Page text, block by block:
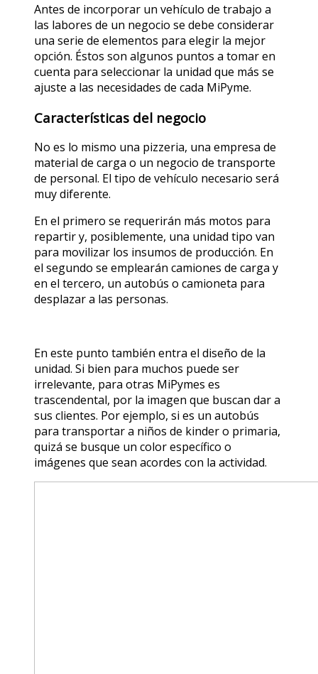
Antes de incorporar un vehículo de trabajo a
las labores de un negocio se debe considerar
una serie de elementos para elegir la mejor
opción. Éstos son algunos puntos a tomar en
cuenta para seleccionar la unidad que más se
ajuste a las necesidades de cada MiPyme.
Características del negocio
No es lo mismo una pizzeria, una empresa de
material de carga o un negocio de transporte
de personal. El tipo de vehículo necesario será
muy diferente.
En el primero se requerirán más motos para
repartir y, posiblemente, una unidad tipo van
para movilizar los insumos de producción. En
el segundo se emplearán camiones de carga y
en el tercero, un autobús o camioneta para
desplazar a las personas.
En este punto también entra el diseño de la
unidad. Si bien para muchos puede ser
irrelevante, para otras MiPymes es
trascendental, por la imagen que buscan dar a
sus clientes. Por ejemplo, si es un autobús
para transportar a niños de kinder o primaria,
quizá se busque un color específico o
imágenes que sean acordes con la actividad.